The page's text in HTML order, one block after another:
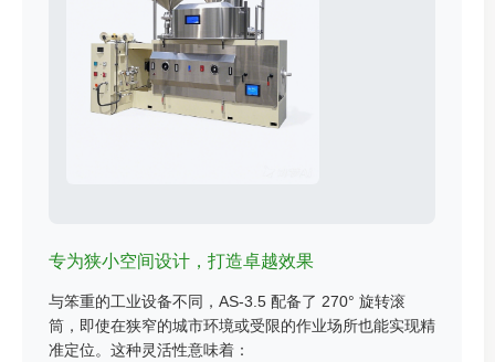
专为狭小空间设计，打造卓越效果
与笨重的工业设备不同，AS-3.5 配备了 270° 旋转滚
筒，即使在狭窄的城市环境或受限的作业场所也能实现精
准定位。这种灵活性意味着：